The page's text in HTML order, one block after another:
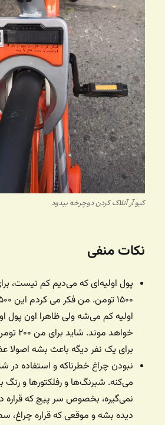
کیو آر آنلاک کردن دوچرخه بیدود
نکات منفی
پول اولیه‌ای که می‌دیم کم نیست،
اولیه کم می‌شه ولی ظاهرا اون پول
خواهد
برای یک نفر دیگه باعث بشه اصولا
نبودن چراغ خطرناکه و استفاده در
می‌کنه. شبرنگ‌ها و رفلکتورها و رنگ
نمی‌گیره، بخصوص سر پیچ که قراره
دیده بشه و موقعی که قراره چراغ،